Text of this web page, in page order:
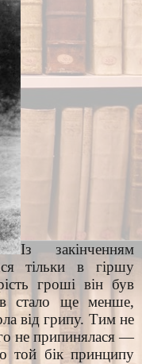
Із закінченням
тільки в гіршу
гроші він був
стало ще менше,
від грипу. Тим не
не припинялася —
той бік принципу